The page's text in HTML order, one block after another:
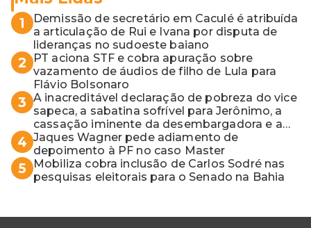
1
Demissão de secretário em Caculé é atribuída
a articulação de Rui e Ivana por disputa de
lideranças no sudoeste baiano
2
PT aciona STF e cobra apuração sobre
vazamento de áudios de filho de Lula para
Flávio Bolsonaro
3 A inacreditável declaração de pobreza do vice
sapeca, a sabatina sofrível para Jerônimo, a
cassação iminente da desembargadora e a
vaga do Quinto para o MP baiano
4 Jaques Wagner pede adiamento de
depoimento à PF no caso Master
5
Mobiliza cobra inclusão de Carlos Sodré nas
pesquisas eleitorais para o Senado na Bahia